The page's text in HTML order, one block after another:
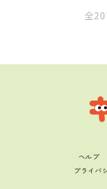
全
ヘルプ
プライバ